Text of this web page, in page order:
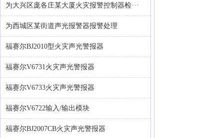
为大兴区庞各庄某大厦火灾报警控制器检···
为西城区某街道声光报警器报警处理
福赛尔BJ2010型火灾声光警报器
福赛尔V6731火灾声光警报器
福赛尔V6733火灾声光警报器
福赛尔V6722输入/输出模块
福赛尔BJ2007CB火灾声光警报器